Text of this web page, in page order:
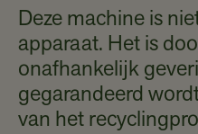
Deze machine is
apparaat. Het is
onafhankelijk
gegarandeerd
van het